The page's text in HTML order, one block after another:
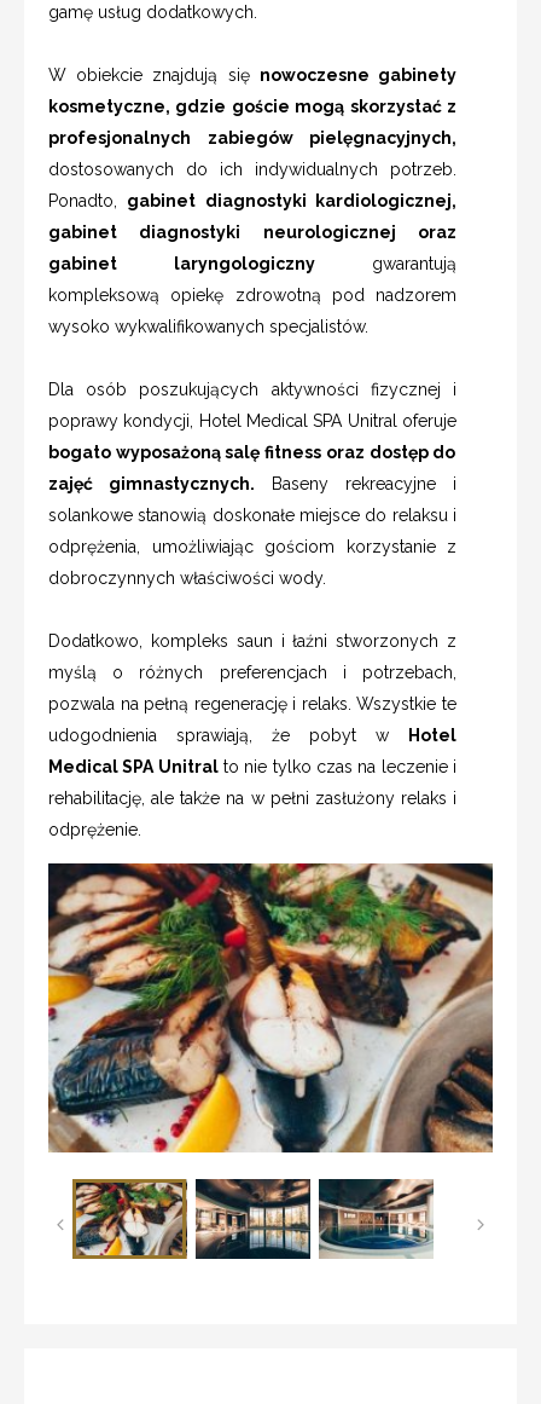
gamę usług dodatkowych.
W obiekcie znajdują się nowoczesne gabinety
kosmetyczne, gdzie goście mogą skorzystać z
profesjonalnych zabiegów pielęgnacyjnych,
dostosowanych do ich indywidualnych potrzeb.
Ponadto, gabinet diagnostyki kardiologicznej,
gabinet diagnostyki neurologicznej oraz
gabinet laryngologicznygwarantują
kompleksową opiekę zdrowotną pod nadzorem
wysoko wykwalifikowanych specjalistów.
Dla osób poszukujących aktywności fizycznej i
poprawy kondycji, Hotel Medical SPA Unitral oferuje
bogato wyposażoną salę fitness oraz dostęp do
zajęć gimnastycznych. Baseny rekreacyjne i
solankowe stanowią doskonałe miejsce do relaksu i
odprężenia, umożliwiając gościom korzystanie z
dobroczynnych właściwości wody.
Dodatkowo, kompleks saun i łaźni stworzonych z
myślą o różnych preferencjach i potrzebach,
pozwala na pełną regenerację i relaks. Wszystkie te
udogodnienia sprawiają, że pobyt w Hotel
Medical SPA Unitralto nie tylko czas na leczenie i
rehabilitację, ale także na w pełni zasłużony relaks i
odprężenie.